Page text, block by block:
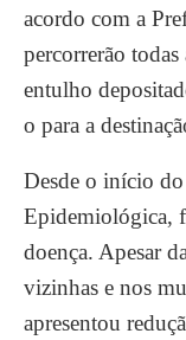
acordo com a
percorrerão todas
entulho
o para a
Desde o início
Epidemiológica,
doença. Apesar
vizinhas e nos
apresentou